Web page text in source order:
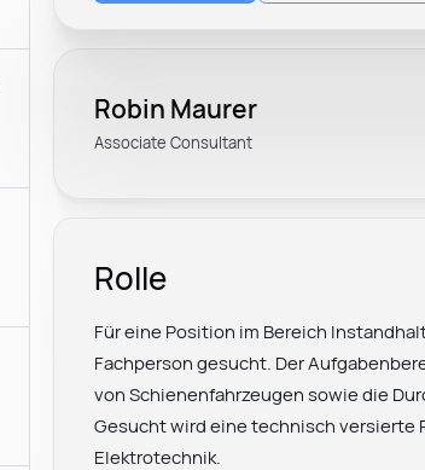
Robin Maurer
Associate Consultant
Rolle
Für eine Position im Bereich
Fachperson gesucht. Der
von Schienenfahrzeugen sowie die
Gesucht wird eine technisch versierte
Elektrotechnik.